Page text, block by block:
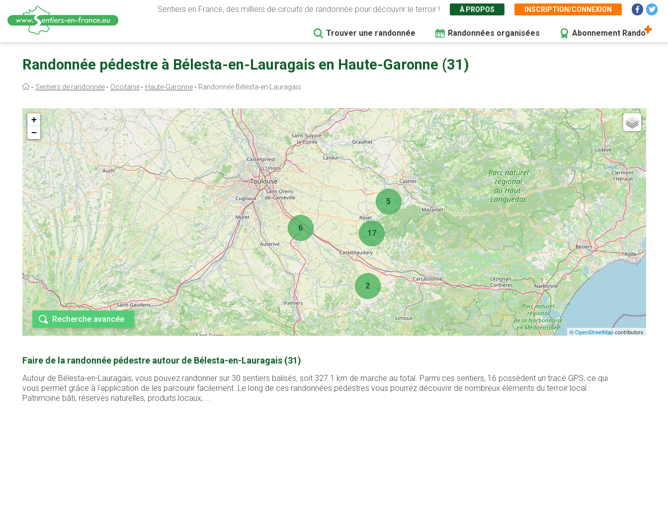
contenu
Sentiers en France, des milliers de circuits de randonnée pour découvrir le terroir ! À PROPOS INSCRIPTION/CONNEXION
Trouver une randonnée Randonnées organisées Abonnement Rando
Randonnée pédestre à Bélesta-en-Lauragais en Haute-Garonne (31)
Fil
Sentiers de randonnée Occitanie Haute-Garonne Randonnée Bélesta-en-Lauragais
2
5
6
17
+
−
©OpenStreetMapcontributors
Recherche avancée
Faire de la randonnée pédestre autour de Bélesta-en-Lauragais (31)
Autour de Bélesta-en-Lauragais, vous pouvez randonner sur 30 sentiers balisés, soit 327.1 km de marche au total. Parmi ces sentiers, 16 possèdent un tracé GPS, ce qui
vous permet grâce à l'application de les parcourir facilement. Le long de ces randonnées pédestres vous pourrez découvrir de nombreux éléments du terroir local :
Patrimoine bâti, réserves naturelles, produits locaux, ...